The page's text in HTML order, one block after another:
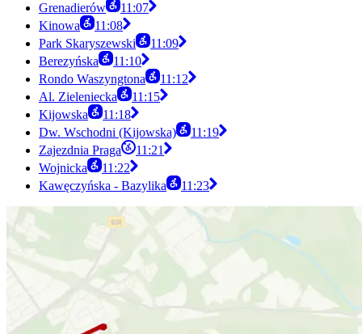
Grenadierów
11:07
Kinowa
11:08
Park Skaryszewski
11:09
Berezyńska
11:10
Rondo Waszyngtona
11:12
Al. Zieleniecka
11:15
Kijowska
11:18
Dw. Wschodni (Kijowska)
11:19
Zajezdnia Praga
11:21
Wojnicka
11:22
Kawęczyńska - Bazylika
11:23